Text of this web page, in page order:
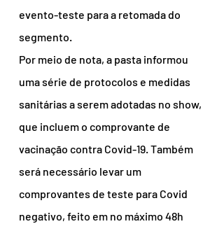
evento-teste para a retomada do
segmento.
Por meio de nota, a pasta informou
uma série de protocolos e medidas
sanitárias a serem adotadas no show,
que incluem o comprovante de
vacinação contra Covid-19. Também
será necessário levar um
comprovantes de teste para Covid
negativo, feito em no máximo 48h